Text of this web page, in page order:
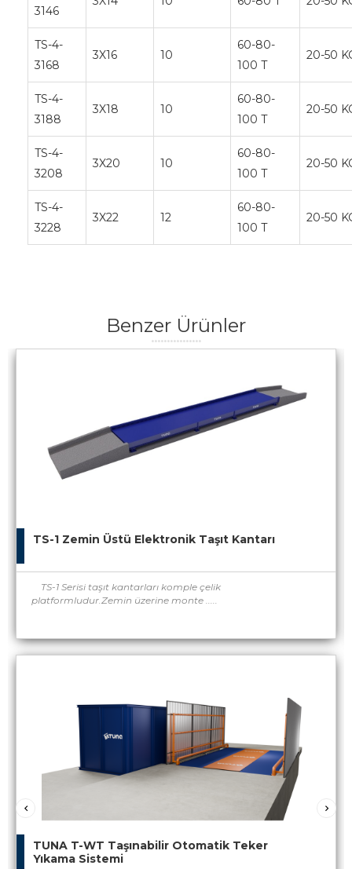
3146
TS-4-
3168
3X16 10
60-80-
100 T
20-50
TS-4-
3188
3X18 10
60-80-
100 T
20-50
TS-4-
3208
3X20 10
60-80-
100 T
20-50
TS-4-
3228
3X22 12
60-80-
100 T
20-50
Benzer Ürünler
TS-1 Zemin Üstü Elektronik Taşıt Kantarı
TS-1 Serisi taşıt kantarları komple çelik
platformludur.Zemin üzerine monte .....
TUNA T-WT Taşınabilir Otomatik Teker
Yıkama Sistemi